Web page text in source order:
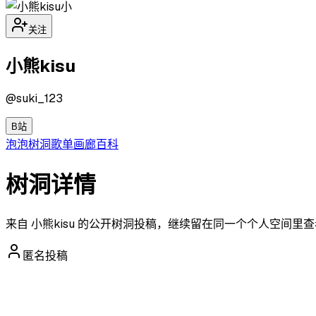
小
关注
小熊kisu
@suki_123
B站
泡泡树洞歌单画廊百科
树洞详情
来自 小熊kisu 的公开树洞投稿，继续留在同一个个人空间里查
匿名投稿